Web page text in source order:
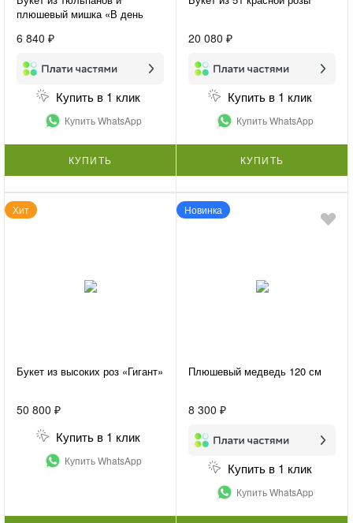
плюшевый мишка «В день
6 840 ₽
Купить в 1 клик
Купить WhatsApp
КУПИТЬ
20 080 ₽
Купить в 1 клик
Купить WhatsApp
КУПИТЬ
Хит
Букет из высоких роз «Гигант»
50 800 ₽
Купить в 1 клик
Купить WhatsApp
Новинка
Плюшевый медведь 120 см
8 300 ₽
Купить в 1 клик
Купить WhatsApp